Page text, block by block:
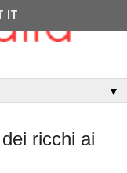
▼
ricchi ai
IT